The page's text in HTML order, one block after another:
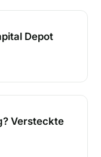
Depot
Depot
Kosten?
Versteckte